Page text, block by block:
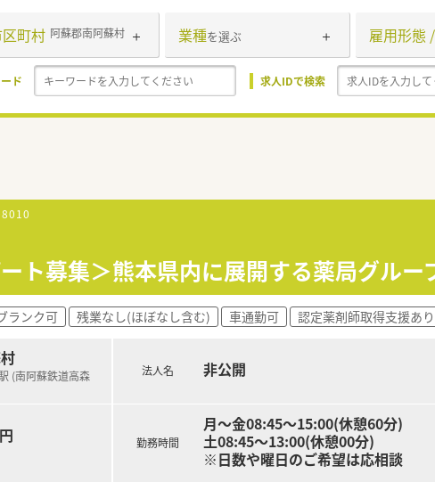
町村 阿蘇郡南阿蘇村 業種を選ぶ 雇用形態
ド 求人IDで検索
ート募集＞熊本県内に展開する薬局グル
ランク可 残業なし(ほぼなし含む) 車通勤可 認定薬剤師取得支援あり
(南阿蘇鉄道高森 法人名 非公開
勤務時間
月～金08:45～15:00(休憩60分)
土08:45～13:00(休憩00分)
※日数や曜日のご希望は応相談